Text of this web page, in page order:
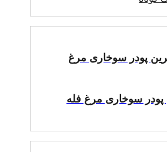
پودر سوخاری مرغ
سوخاری مرغ فله